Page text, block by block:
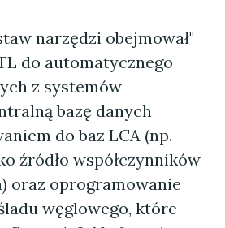
narzędzi obejmował"
do automatycznego
z systemów
bazę danych
do baz LCA (np.
źródło współczynników
oraz oprogramowanie
węglowego, które